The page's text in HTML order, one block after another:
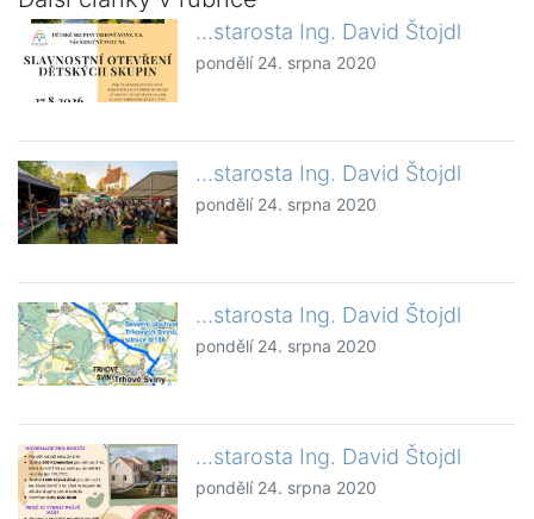
...starosta Ing. David Štojdl
pondělí 24. srpna 2020
...starosta Ing. David Štojdl
pondělí 24. srpna 2020
...starosta Ing. David Štojdl
pondělí 24. srpna 2020
...starosta Ing. David Štojdl
pondělí 24. srpna 2020